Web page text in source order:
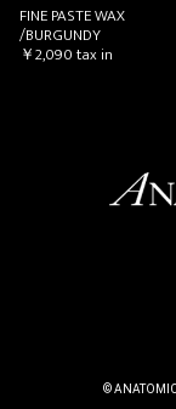
FINE PASTE WAX
/BURGUNDY
￥2,090tax in
©